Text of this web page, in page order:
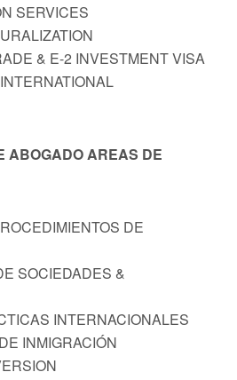
SERVICES
& E-2 INVESTMENT VISA
ABOGADO AREAS DE
DE
SOCIEDADES &
INTERNACIONALES
INMIGRACIÓN